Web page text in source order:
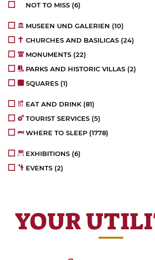
NOT TO MISS (6)
MUSEEN UND GALERIEN (10)
CHURCHES AND BASILICAS (24)
MONUMENTS (22)
PARKS AND HISTORIC VILLAS (2)
SQUARES (1)
EAT AND DRINK (81)
TOURIST SERVICES (5)
WHERE TO SLEEP (1778)
EXHIBITIONS (6)
EVENTS (2)
YOUR